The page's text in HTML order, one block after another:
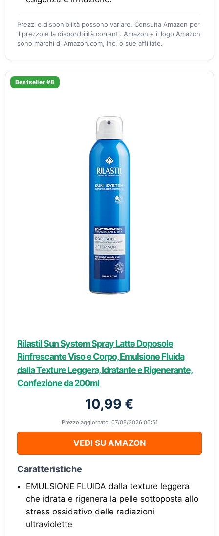
Prezzi e disponibilità possono variare. Consulta Amazon per
il prezzo e la disponibilità correnti. Amazon e il logo Amazon
sono marchi di Amazon.com, Inc. o sue affiliate.
Bestseller #8
Rilastil Sun System Spray Latte Doposole
Rinfrescante Viso e Corpo, Emulsione Fluida
dalla Texture Leggera, Idratante e Rigenerante,
Confezione da 200ml
10,99 €
Prezzo aggiornato: 07/08/2026 06:51
VEDI SU AMAZON
Caratteristiche
EMULSIONE FLUIDA dalla texture leggera
che idrata e rigenera la pelle sottoposta allo
stress ossidativo delle radiazioni
ultraviolette